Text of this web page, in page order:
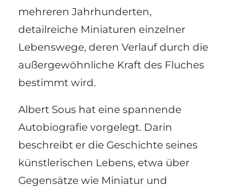
mehreren Jahrhunderten,
detailreiche Miniaturen einzelner
Lebenswege, deren Verlauf durch die
außergewöhnliche Kraft des Fluches
bestimmt wird.
Albert Sous hat eine spannende
Autobiografie vorgelegt. Darin
beschreibt er die Geschichte seines
künstlerischen Lebens, etwa über
Gegensätze wie Miniatur und